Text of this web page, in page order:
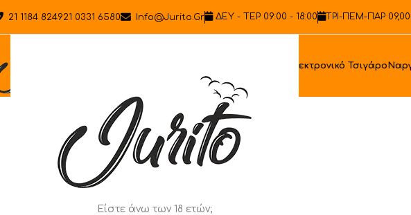
Είστε άνω των 18 ετών;
21 1184 824921 0331 6580 Info@jurito.gr ΔΕΥ - ΤΕΡ 09:00 - 18:00 ΤΡΙ-ΠΕΜ-ΠΑΡ
Ηλεκτρονικό Τσιγάρο